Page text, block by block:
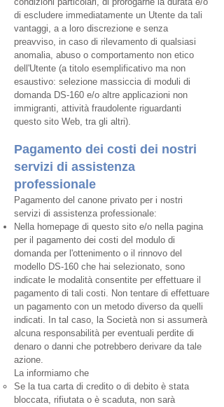
di escludere immediatamente un Utente da tali
vantaggi, a a loro discrezione e senza
preavviso, in caso di rilevamento di qualsiasi
anomalia, abuso o comportamento non etico
dell'Utente (a titolo esemplificativo ma non
esaustivo: selezione massiccia di moduli di
domanda DS-160 e/o altre applicazioni non
immigranti, attività fraudolente riguardanti
questo sito Web, tra gli altri).
Pagamento dei costi dei nostri
servizi di assistenza
professionale
Pagamento del canone privato per i nostri
servizi di assistenza professionale:
Nella homepage di questo sito e/o nella pagina
per il pagamento dei costi del modulo di
domanda per l'ottenimento o il rinnovo del
modello DS-160 che hai selezionato, sono
indicate le modalità consentite per effettuare il
pagamento di tali costi. Non tentare di effettuare
un pagamento con un metodo diverso da quelli
indicati. In tal caso, la Società non si assumerà
alcuna responsabilità per eventuali perdite di
denaro o danni che potrebbero derivare da tale
azione.
La informiamo che
Se la tua carta di credito o di debito è stata
bloccata, rifiutata o è scaduta, non sarà